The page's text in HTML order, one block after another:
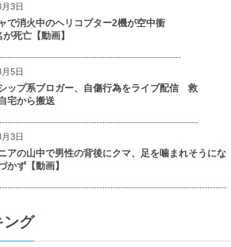
3日
で消火中のヘリコプター2機が空中衝
死亡【動画】
5日
ップ系ブロガー、自傷行為をライブ配信 救
宅から搬送
3日
アの山中で男性の背後にクマ、足を噛まれそうにな
かず【動画】
ング